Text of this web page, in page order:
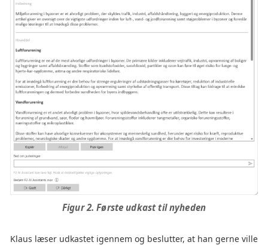
Figur 2. Første udkast til nyheden
Klaus læser udkastet igennem og beslutter, at han gerne ville